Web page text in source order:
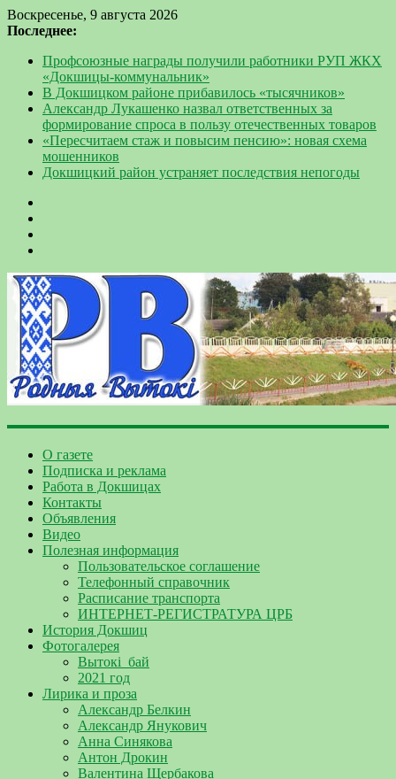
Воскресенье, 9 августа 2026
Последнее:
Профсоюзные награды получили работники РУП ЖКХ
«Докшицы-коммунальник»
В Докшицком районе прибавилось «тысячников»
Александр Лукашенко назвал ответственных за
формирование спроса в пользу отечественных товаров
«Пересчитаем стаж и повысим пенсию»: новая схема
мошенников
Докшицкий район устраняет последствия непогоды
О газете
Подписка и реклама
Работа в Докшицах
Контакты
Объявления
Видео
Полезная информация
Пользовательское соглашение
Телефонный справочник
Расписание транспорта
ИНТЕРНЕТ-РЕГИСТРАТУРА ЦРБ
История Докшиц
Фотогалерея
Вытокі_бай
2021 год
Лирика и проза
Александр Белкин
Александр Янукович
Анна Синякова
Антон Дрокин
Валентина Щербакова